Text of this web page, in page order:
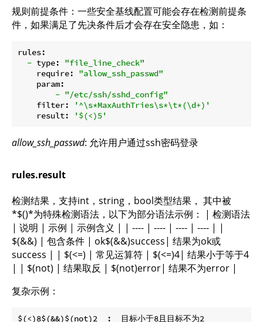
规则前提条件：一些安全基线配置可能会存在检测前提条
件，如果满足了先决条件后才会存在安全隐患，如：
rules:
- type:
"file_line_check"
require:
"allow_ssh_passwd"
param:
- "/etc/ssh/sshd_config"
filter:
'^\s*MaxAuthTries\s*\t*(\d+)'
result:
'$(<)5'
allow_ssh_passwd: 允许用户通过ssh密码登录
rules.result
检测结果，支持int，string，bool类型结果， 其中被
*$()*为特殊检测语法，以下为部分语法示例： | 检测语法
| 说明 | 示例 | 示例含义 | | ---- | ---- | ---- | ---- | |
$(&&) | 包含条件 | ok$(&&)success| 结果为ok或
success | | $(<=) | 常见运算符 | $(<=)4| 结果小于等于4
| | $(not) | 结果取反 | $(not)error| 结果不为error |
复杂示例：